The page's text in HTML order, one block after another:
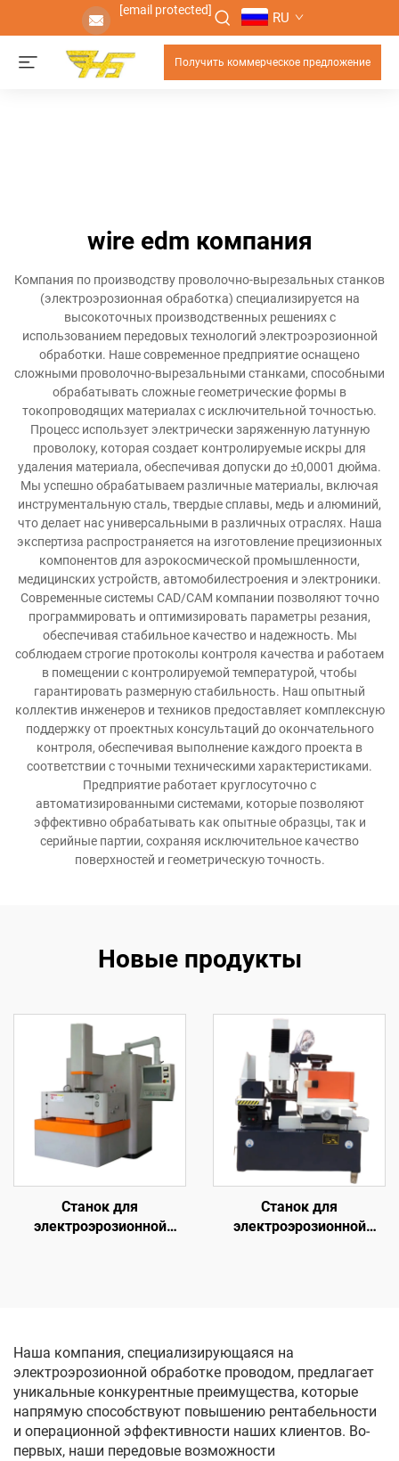
[email protected] RU
Получить коммерческое предложение
wire edm компания
Компания по производству проволочно-вырезальных станков
(электроэрозионная обработка) специализируется на
высокоточных производственных решениях с
использованием передовых технологий электроэрозионной
обработки. Наше современное предприятие оснащено
сложными проволочно-вырезальными станками, способными
обрабатывать сложные геометрические формы в
токопроводящих материалах с исключительной точностью.
Процесс использует электрически заряженную латунную
проволоку, которая создает контролируемые искры для
удаления материала, обеспечивая допуски до ±0,0001 дюйма.
Мы успешно обрабатываем различные материалы, включая
инструментальную сталь, твердые сплавы, медь и алюминий,
что делает нас универсальными в различных отраслях. Наша
экспертиза распространяется на изготовление прецизионных
компонентов для аэрокосмической промышленности,
медицинских устройств, автомобилестроения и электроники.
Современные системы CAD/CAM компании позволяют точно
программировать и оптимизировать параметры резания,
обеспечивая стабильное качество и надежность. Мы
соблюдаем строгие протоколы контроля качества и работаем
в помещении с контролируемой температурой, чтобы
гарантировать размерную стабильность. Наш опытный
коллектив инженеров и техников предоставляет комплексную
поддержку от проектных консультаций до окончательного
контроля, обеспечивая выполнение каждого проекта в
соответствии с точными техническими характеристиками.
Предприятие работает круглосуточно с
автоматизированными системами, которые позволяют
эффективно обрабатывать как опытные образцы, так и
серийные партии, сохраняя исключительное качество
поверхностей и геометрическую точность.
Новые продукты
Станок для
электроэрозионной
Станок для
электроэрозионной
Наша компания, специализирующаяся на
электроэрозионной обработке проводом, предлагает
уникальные конкурентные преимущества, которые
напрямую способствуют повышению рентабельности
и операционной эффективности наших клиентов. Во-
первых, наши передовые возможности